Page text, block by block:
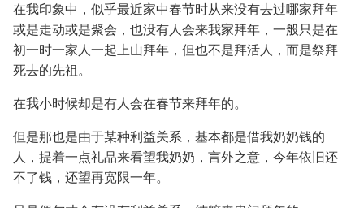
在我印象中，似乎最近家中春节时从来没有去过哪家拜年
或是走动或是聚会，也没有人会来我家拜年，一般只是在
初一时一家人一起上山拜年，但也不是拜活人，而是祭拜
死去的先祖。
在我小时候却是有人会在春节来拜年的。
但是那也是由于某种利益关系，基本都是借我奶奶钱的
人，提着一点礼品来看望我奶奶，言外之意，今年依旧还
不了钱，还望再宽限一年。